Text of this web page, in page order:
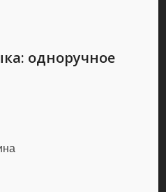
одноручное